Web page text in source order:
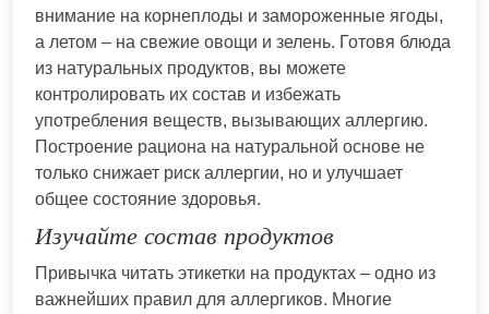
внимание на корнеплоды и замороженные ягоды,
а летом – на свежие овощи и зелень. Готовя блюда
из натуральных продуктов, вы можете
контролировать их состав и избежать
употребления веществ, вызывающих аллергию.
Построение рациона на натуральной основе не
только снижает риск аллергии, но и улучшает
общее состояние здоровья.
Изучайте состав продуктов
Привычка читать этикетки на продуктах – одно из
важнейших правил для аллергиков. Многие